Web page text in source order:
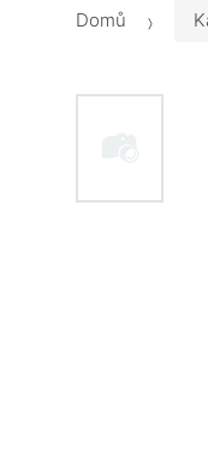
Domů